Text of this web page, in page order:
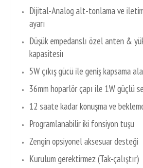
Dijital-Analog alt-tonlama ve iletim
ayarı
Düşük empedanslı özel anten &
kapasitesiı
5W çıkış gücü ile geniş kapsama
36mm hoparlör çapı ile 1W güçlü
12 saate kadar konuşma ve
Programlanabilir iki fonsiyon tuşu
Zengin opsiyonel aksesuar desteği
Kurulum gerektirmez (Tak-çalıştır)